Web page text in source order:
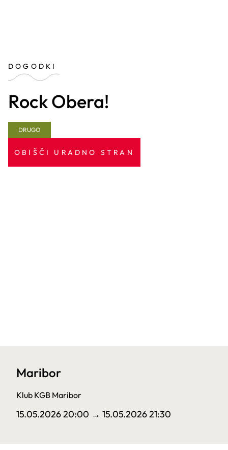
DOGODKI
Rock Obera!
DRUGO
OBIŠČI URADNO STRAN
Maribor
Klub KGB Maribor
15.05.2026 20:00 → 15.05.2026 21:30